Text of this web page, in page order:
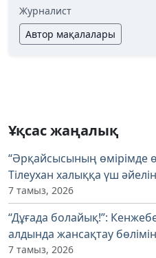
Журналист
Автор мақалалары
Ұқсас жаңалық
“Әрқайсысының өмірімде
Тілеухан халыққа үш
7 тамыз, 2026
“Дұғада болайық!”:
алдында жансақтау
7 тамыз, 2026